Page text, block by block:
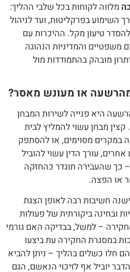
מלווה לקוחות בכל שלבי ההליך:
השימוע בפרקליטות, ועד לניהול
טיעון מקל. ההיכרות עם
משפטיים והמדיניות הנהוגה
מובהק בהתמודדות מול
מהרשעה או מעונש מאסר?
היא פנייה לשירות המבחן
מבחן עשוי להמליץ לבית
מסוימים, או להסתפק
עורך הדין עשוי להוביל
כך שהעבירה תוגדר כהחזקה
או הפצה.
חשיבות רבה לאופן הצגת
ובחינה ביקורתית של פעולות
– למשל, בבדיקה האם גורמי
במסגרת החקירה עת ביצעו
חלו כשלים בהליך – ניתן להביא
יוביל אף לזיכוי הנאשם, הגם